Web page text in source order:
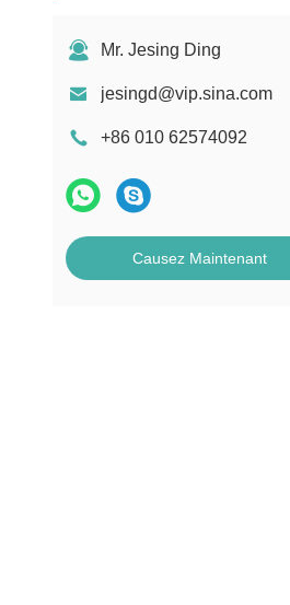
Mr. Jesing Ding
jesingd@vip.sina.com
+86 010 62574092
Causez Maintenant